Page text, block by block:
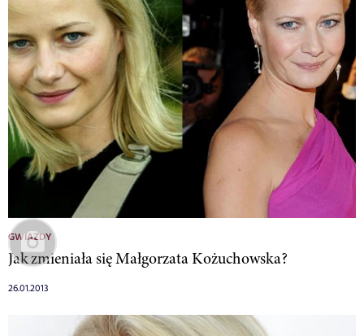
GWIAZDY
Jak zmieniała się Małgorzata Kożuchowska?
26.01.2013